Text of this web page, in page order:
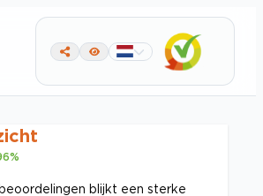
%
blijkt een sterke